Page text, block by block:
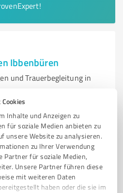
Inhalte und Anzeigen zu
für soziale Medien anbieten zu
unsere Website zu analysieren.
zu Ihrer Verwendung
Partner für soziale Medien,
Unsere Partner führen diese
mit weiteren Daten
haben oder die sie im
Ibbenbüren
und Trauerbegleitung in
BAUMBESTATTUNG
BESTATTUNG
LOKALE VERBUNDENHEIT
Ibbenbüren